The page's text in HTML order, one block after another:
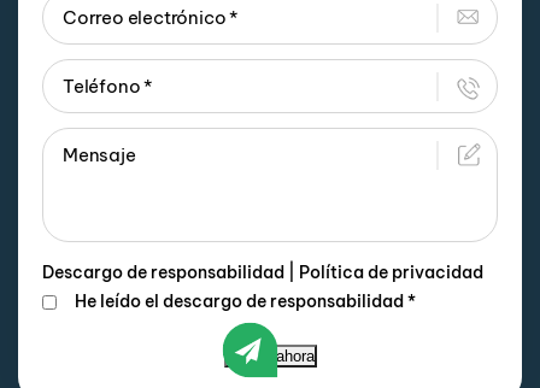
Descargo de responsabilidad
Política de privacidad
He leído el descargo de responsabilidad *
Enviar ahora